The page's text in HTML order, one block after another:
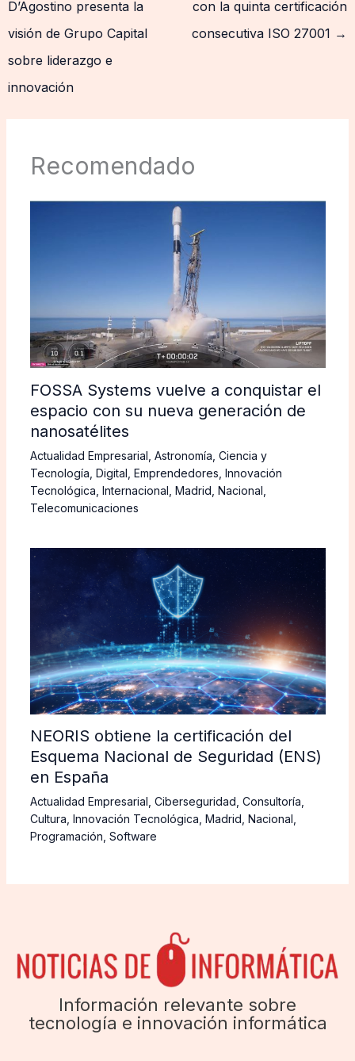
D’Agostino presenta la
visión de Grupo Capital
sobre liderazgo e
innovación
con la quinta certificación
consecutiva ISO 27001 →
Recomendado
FOSSA Systems vuelve a conquistar el
espacio con su nueva generación de
nanosatélites
Actualidad Empresarial Astronomía Ciencia y
Tecnología Digital Emprendedores Innovación
Tecnológica Internacional Madrid Nacional
Telecomunicaciones
NEORIS obtiene la certificación del
Esquema Nacional de Seguridad (ENS)
en España
Actualidad Empresarial, Ciberseguridad, Consultoría,
Cultura, Innovación Tecnológica, Madrid, Nacional,
Programación, Software
Información relevante sobre
tecnología e innovación informática